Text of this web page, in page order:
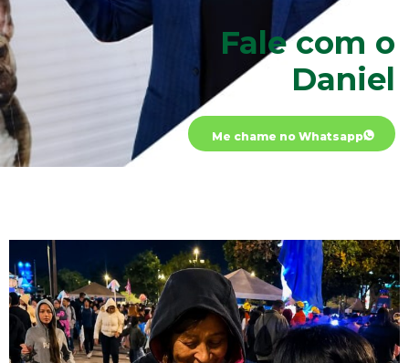
Fale com o
Daniel
Me chame no Whatsapp